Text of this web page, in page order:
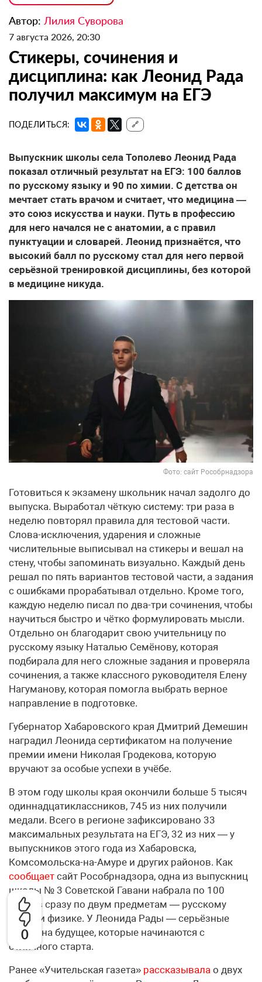
0
Автор: Лилия Суворова
7 августа 2026, 20:30
Стикеры, сочинения и
дисциплина: как Леонид Рада
получил максимум на ЕГЭ
ПОДЕЛИТЬСЯ: 🔗
Выпускник школы села Тополево Леонид Рада
показал отличный результат на ЕГЭ: 100 баллов
по русскому языку и 90 по химии. С детства он
мечтает стать врачом и считает, что медицина —
это союз искусства и науки. Путь в профессию
для него начался не с анатомии, а с правил
пунктуации и словарей. Леонид признаётся, что
высокий балл по русскому стал для него первой
серьёзной тренировкой дисциплины, без которой
в медицине никуда.
Фото: сайт Рособрнадзора
Готовиться к экзамену школьник начал задолго до
выпуска. Выработал чёткую систему: три раза в
неделю повторял правила для тестовой части.
Слова-исключения, ударения и сложные
числительные выписывал на стикеры и вешал на
стену, чтобы запоминать визуально. Каждый день
решал по пять вариантов тестовой части, а задания
с ошибками прорабатывал отдельно. Кроме того,
каждую неделю писал по два-три сочинения, чтобы
научиться быстро и чётко формулировать мысли.
Отдельно он благодарит свою учительницу по
русскому языку Наталью Семёнову, которая
подбирала для него сложные задания и проверяла
сочинения, а также классного руководителя Елену
Нагуманову, которая помогла выбрать верное
направление в подготовке.
Губернатор Хабаровского края Дмитрий Демешин
наградил Леонида сертификатом на получение
премии имени Николая Гродекова, которую
вручают за особые успехи в учёбе.
В этом году школы края окончили больше 5 тысяч
одиннадцатиклассников, 745 из них получили
медали. Всего в регионе зафиксировано 33
максимальных результата на ЕГЭ, 32 из них — у
выпускников этого года из Хабаровска,
Комсомольска-на-Амуре и других районов. Как
сообщает сайт Рособрнадзора, одна из выпускниц
школы № 3 Советской Гавани набрала по 100
баллов сразу по двум предметам — русскому
языку и физике. У Леонида Рады — серьёзные
планы на будущее, которые начинаются с
отличного старта.
Ранее «Учительская газета» рассказывала о двух